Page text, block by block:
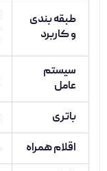
طبقه بندی
و کاربرد
سیستم
عامل
باتری
اقلام همراه